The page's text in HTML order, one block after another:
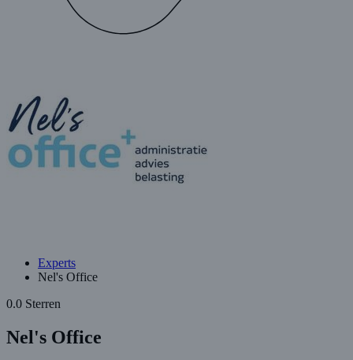
Experts
Nel's Office
0.0 Sterren
Nel's Office